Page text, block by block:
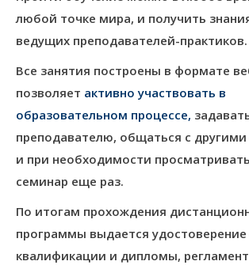
любой точке мира, и получить
ведущих преподавателей-практиков.
Все занятия построены в формате
позволяет активно участвовать в
образовательном процессе,
преподавателю, общаться с
и при необходимости
семинар еще раз.
По итогам прохождения
программы выдается
квалификации и дипломы,